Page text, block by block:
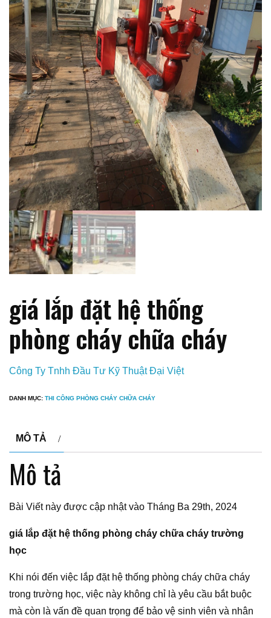
giá lắp đặt hệ thống
phòng cháy chữa cháy
Công Ty Tnhh Đầu Tư Kỹ Thuật Đại Việt
DANH MỤC: THI CÔNG PHÒNG CHÁY CHỮA CHÁY
MÔ TẢ
Mô tả
Bài Viết này được cập nhật vào Tháng Ba 29th, 2024
giá lắp đặt hệ thống phòng cháy chữa cháy trường
học
Khi nói đến việc lắp đặt hệ thống phòng cháy chữa cháy
trong trường học, việc này không chỉ là yêu cầu bắt buộc
mà còn là vấn đề quan trọng để bảo vệ sinh viên và nhân